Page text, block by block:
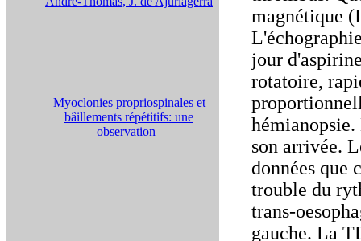
Myoclonies propriospinales et
bâillements répétitifs: une
observation
magnétique
jour
rotatoire,
son arrivée.
données que
trouble du
trans-
gauche. La